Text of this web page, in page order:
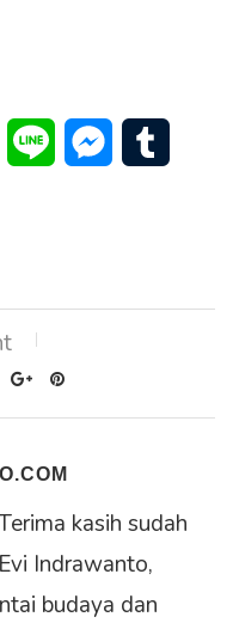
Email Line Messenger
kasih sudah
Indrawanto,
budaya dan